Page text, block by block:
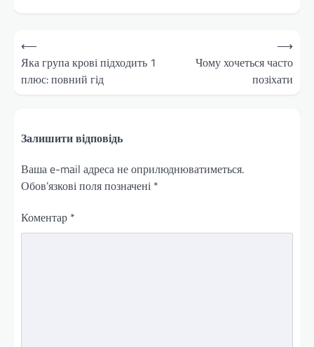
Навігація
записів
⟵
Яка група крові підходить 1
плюс: повний гід
Чому хочеться часто
позіхати
⟶
Залишити відповідь
Ваша e-mail адреса не оприлюднюватиметься.
Обов’язкові поля позначені *
Коментар *